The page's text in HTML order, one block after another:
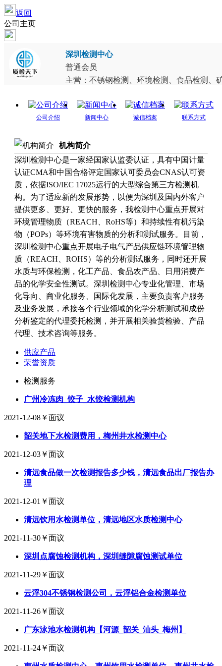
返回
公司主页
深圳检测中心
普通会员
主营：不锈钢检测、环境检测、食品检测、
公司介绍 新闻中心 诚信档案 联系方式
机构简介
深圳检测中心是一家经国家认监委认证，具有中国计量
认证CMA和中国合格评定国家认可委员会CNAS认可资
质，依据ISO/IEC 17025运行的大型综合第三方检测机
构。为了适应新的发展形势，以便为深圳及国内外客户
提供更多、更好、更快的服务，我检测中心重点开展对
环境管理物质（REACH、RoHS等）和持续性有机污染
物（POPs）等环境有害物质的分析和测试服务。目前，
深圳检测中心重点开展电子电气产品供应链环境管理物
质（REACH、ROHS）等的分析测试服务，同时还开展
水质与环保检测，化工产品、食品农产品、日用消费产
品的化学安全性测试。深圳检测中心专业化管理、市场
化导向、商业化服务、国际化发展，主要负责客户服务
及业务发展，承接各个行业领域的化学分析测试和成份
分析鉴定的代理委托检测，并开展相关验货检验、产品
代理、技术咨询等服务。
供应产品
荣誉资质
检测服务
广州冷冻肉_饺子_水饺检测机构
2021-12-08 ￥面议
韶关地下水检测费用，梅州井水检测中心
2021-12-03 ￥面议
清远食品做一次检测报告多少钱，清远食品出厂报告办
理
2021-12-01 ￥面议
清远饮用水检测单位，清远地区水质检测中心
2021-11-30 ￥面议
深圳点腐蚀检测机构，深圳缝隙腐蚀测试单位
2021-11-29 ￥面议
云浮304不锈钢检测公司，云浮铝合金检测单位
2021-11-26 ￥面议
广东泳池水检测机构【河源_韶关_汕头_梅州】
2021-11-24 ￥面议